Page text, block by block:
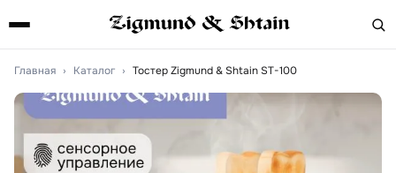
Главная › Каталог › Тостер Zigmund & Shtain ST-100